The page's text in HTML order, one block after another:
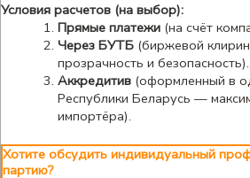
Условия расчетов (на выбор):
Прямые платежи(на счёт
Через БУТБ(биржевой
прозрачность и безопасность).
Аккредитив(оформленный в
Республики Беларусь —
импортёра).
Хотите обсудить индивидуальный
партию?